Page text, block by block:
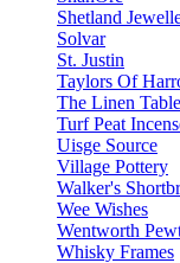
Shetland
Solvar
St. Justin
Taylors Of
The Linen Table
Turf Peat
Uisge Source
Village Pottery
Walker's
Wee Wishes
Wentworth
Whisky Frames